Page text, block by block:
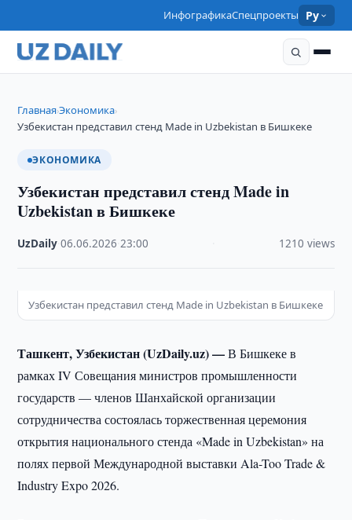
ИнфографикаСпецпроекты Ру
Главная›Экономика›
Узбекистан представил стенд Made in Uzbekistan в Бишкеке
ЭКОНОМИКА
Узбекистан представил стенд Made in
Uzbekistan в Бишкеке
UzDaily ·06.06.2026 ·23:00 1210 views
Узбекистан представил стенд Made in Uzbekistan в Бишкеке
Ташкент, Узбекистан (UzDaily.uz) —В Бишкеке в
рамках IV Совещания министров промышленности
государств — членов Шанхайской организации
сотрудничества состоялась торжественная церемония
открытия национального стенда «Made in Uzbekistan» на
полях первой Международной выставки Ala-Too Trade &
Industry Expo 2026.